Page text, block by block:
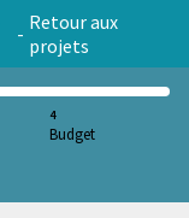
- Retour aux
projets
4
Budget